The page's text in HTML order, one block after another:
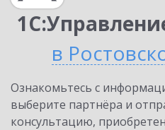
в
Ознакомьтесь с
выберите партнёра и
консультацию,